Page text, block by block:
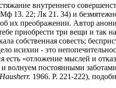
внутреннего
Мф 13. 22; Лк 21. 34) и
их преображении. Автор
приобрести три вещи и так
собственная совесть;
исихии - это
есть «отложение мыслей и
волнуем постоянными
Hausherr. 1966. P. 221-222),